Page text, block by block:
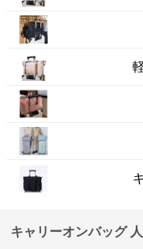
キャリーオンバッグ